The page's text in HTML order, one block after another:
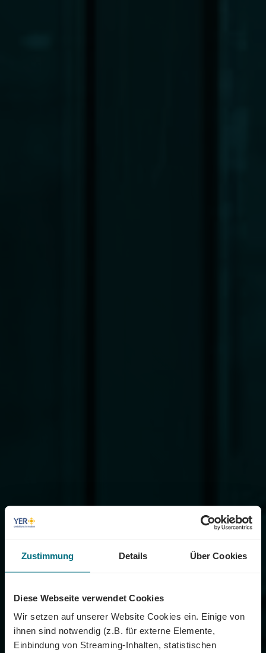
Zustimmung Details Über Cookies
Diese Webseite verwendet Cookies
Wir setzen auf unserer Website Cookies ein. Einige von
ihnen sind notwendig (z.B. für externe Elemente,
Einbindung von Streaming-Inhalten, statistischen